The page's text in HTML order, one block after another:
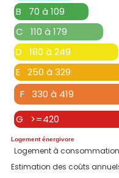
B 70 à 109
C 110 à 179
D 180 à 249
E 250 à 329
F 330 à 419
G >=420
Logement énergivore
Logement à
Estimation des coûts